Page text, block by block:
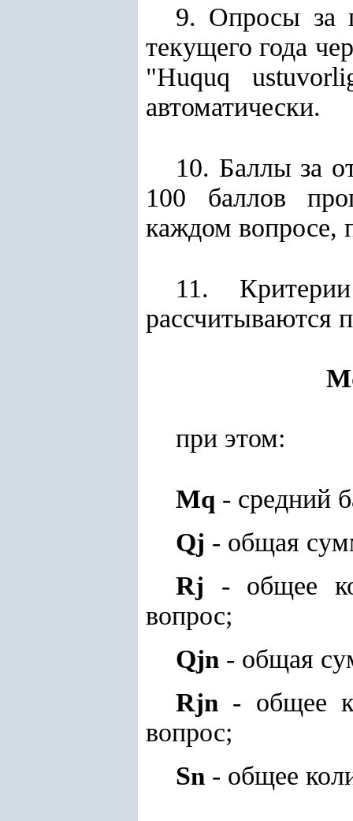
9. Опросы за
текущего года
"Huquq
автоматически.
10. Баллы за
100 баллов
каждом вопросе,
11.
рассчитываются
M
при этом:
Mq - средний
Qj - общая
Rj - общее
вопрос;
Qjn - общая
Rjn - общее
вопрос;
Sn - общее